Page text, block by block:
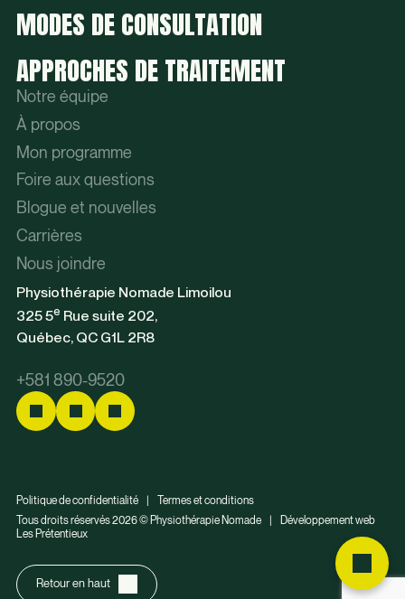
MODES DE CONSULTATION
APPROCHES DE TRAITEMENT
Notre équipe
À propos
Mon programme
Foire aux questions
Blogue et nouvelles
Carrières
Nous joindre
Physiothérapie Nomade Limoilou
325 5e Rue suite 202,
Québec, QC G1L 2R8
+581 890-9520
Politique de confidentialité
Termes et conditions
Tous droits réservés 2026 © Physiothérapie Nomade
Développement web
Les Prétentieux
Retour en haut